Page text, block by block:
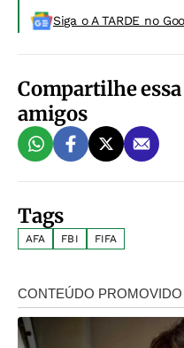
Siga o A TARDE no
Compartilhe
amigos
Tags
AFA FBI FIFA